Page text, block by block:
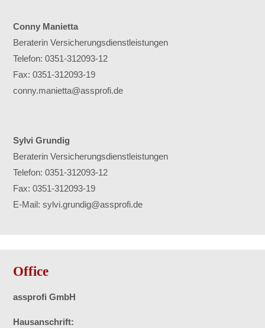
Conny Manietta
Beraterin Versicherungs­dienstleistungen
Telefon: 0351-312093-12
Fax: 0351-312093-19
conny.manietta@assprofi.de
Sylvi Grundig
Beraterin Versicherungs­dienstleistungen
Telefon: 0351-312093-12
Fax: 0351-312093-19
E-Mail: sylvi.grundig@assprofi.de
Office
assprofi GmbH
Hausanschrift: